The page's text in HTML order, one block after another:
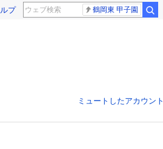
プ 鶴岡東 甲子園
ミュートしたアカウント